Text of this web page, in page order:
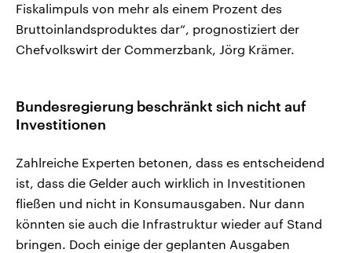
Fiskalimpuls von mehr als einem Prozent des
Bruttoinlandsproduktes dar“, prognostiziert der
Chefvolkswirt der Commerzbank, Jörg Krämer.
Bundesregierung beschränkt sich nicht auf
Investitionen
Zahlreiche Experten betonen, dass es entscheidend
ist, dass die Gelder auch wirklich in Investitionen
fließen und nicht in Konsumausgaben. Nur dann
könnten sie auch die Infrastruktur wieder auf Stand
bringen. Doch einige der geplanten Ausgaben